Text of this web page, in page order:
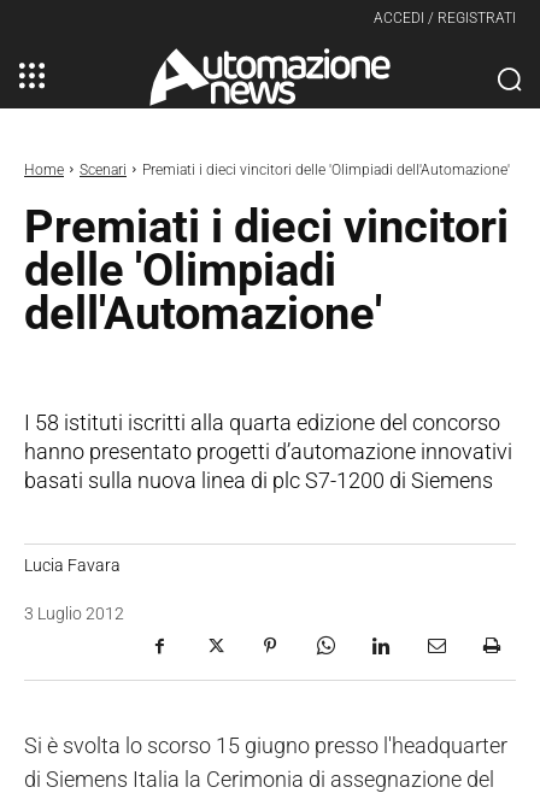
ACCEDI / REGISTRATI
Home Scenari Premiati i dieci vincitori delle 'Olimpiadi dell'Automazione'
Premiati i dieci vincitori
delle 'Olimpiadi
dell'Automazione'
I 58 istituti iscritti alla quarta edizione del concorso
hanno presentato progetti d’automazione innovativi
basati sulla nuova linea di plc S7-1200 di Siemens
Lucia Favara
3 Luglio 2012
Si è svolta lo scorso 15 giugno presso l'headquarter
di Siemens Italia la Cerimonia di assegnazione del